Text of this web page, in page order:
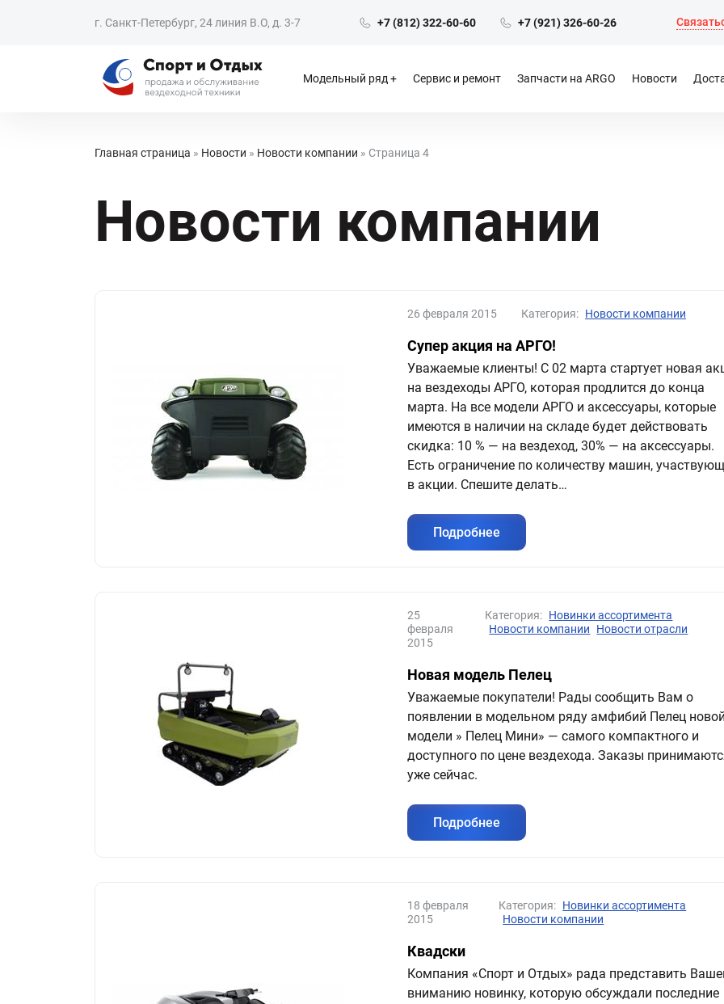
г. Санкт-Петербург, 24 линия В.О, д. 3-7 +7 (812) 322-60-60 +7 (921) 326-60-26
Модельный ряд Сервис и ремонт Запчасти на ARGO Новости
Главная страница » Новости » Новости компании » Страница 4
Новости компании
26 февраля 2015 Категория: Новости компании
Супер акция на АРГО!
Уважаемые клиенты! С 02 марта стартует новая
на вездеходы АРГО, которая продлится до конца
марта. На все модели АРГО и аксессуары, которые
имеются в наличии на складе будет действовать
скидка: 10 % — на вездеход, 30% — на аксессуары.
Есть ограничение по количеству машин,
в акции. Спешите делать…
Подробнее
25
февраля
2015
Категория: Новинки ассортимента
Новости компании
Новости отрасли
Новая модель Пелец
Уважаемые покупатели! Рады сообщить Вам о
появлении в модельном ряду амфибий Пелец новой
модели » Пелец Мини» — самого компактного и
доступного по цене вездехода. Заказы
уже сейчас.
Подробнее
18 февраля
2015
Категория: Новинки ассортимента
Новости компании
Квадски
Компания «Спорт и Отдых» рада представить
вниманию новинку, которую обсуждали последние